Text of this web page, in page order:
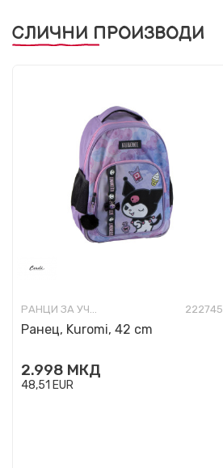
СЛИЧНИ ПРОИЗВОДИ
РАНЦИ ЗА УЧИЛИШТЕ 222745
Ранец, Kuromi, 42 cm
2.998 МКД
48,51 EUR